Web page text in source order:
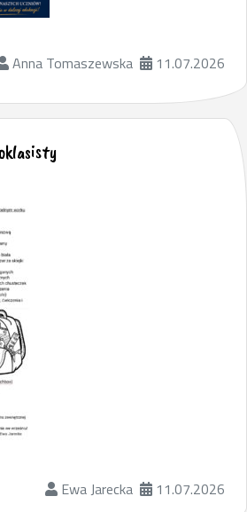
Anna Tomaszewska 11.07.2026
Ewa Jarecka 11.07.2026